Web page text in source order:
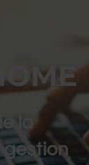
la
gestion